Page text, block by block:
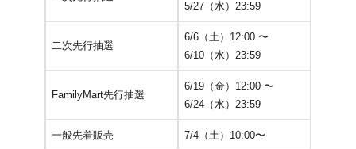
5/27（水）23:59
二次先行抽選
6/6（土）12:00 〜
6/10（水）23:59
FamilyMart先行抽選
6/19（金）12:00 〜
6/24（水）23:59
一般先着販売 7/4（土）10:00〜